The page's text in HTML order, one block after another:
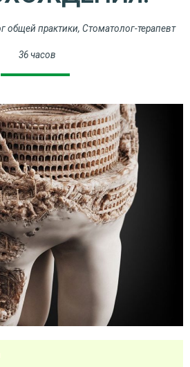
общей практики, Стоматолог-терапевт
36 часов